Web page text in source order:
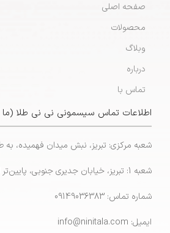
صفحه اصلی
محصولات
وبلاگ
درباره
تماس با
اطلاعات تماس سیسمونی نی نی طلا (ما
شعبه مرکزی: تبریز، نبش میدان فهمیده، به
شعبه 1: تبریز، خیابان جدیری جنوبی، پایین‌تر از ایرانسل، تقاطع پاشایی
شماره تماس: 09149036383
ایمیل: info@ninitala.com